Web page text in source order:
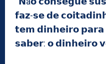
𝗳𝗮𝘇-𝘀𝗲 𝗱𝗲
𝘁𝗲𝗺 𝗱𝗶𝗻𝗵𝗲𝗶𝗿𝗼
𝘀𝗮𝗯𝗲𝗿: 𝗼 𝗱𝗶𝗻𝗵𝗲𝗶𝗿𝗼